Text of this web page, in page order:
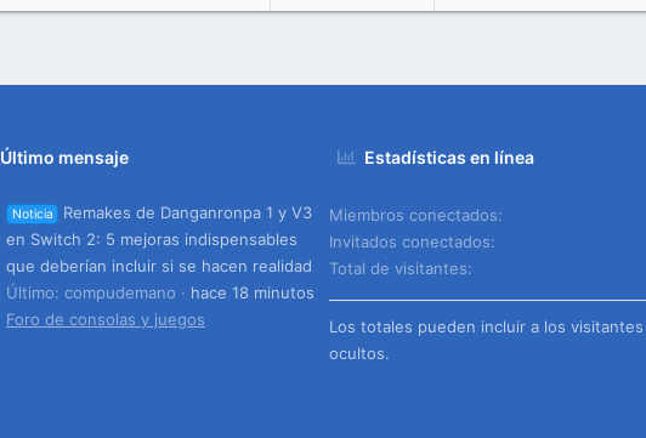
Último mensaje
Noticia
Remakes de Danganronpa 1 y V3
en Switch 2: 5 mejoras indispensables
que deberían incluir si se hacen realidad
Último: compudemano
hace 18 minutos
Foro de consolas y juegos
Estadísticas en línea
Miembros conectados
Invitados conectados
Total de visitantes
Los totales pueden incluir a los visitantes
ocultos.